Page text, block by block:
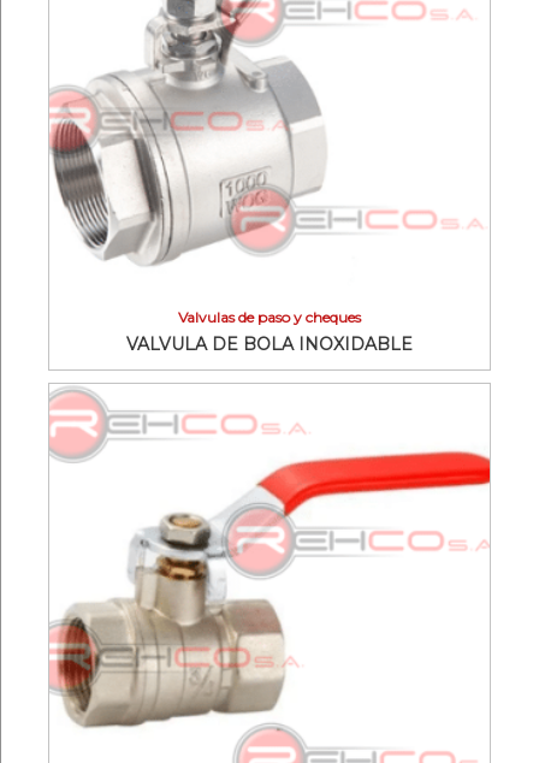
Valvulas de paso y cheques
VALVULA DE BOLA INOXIDABLE